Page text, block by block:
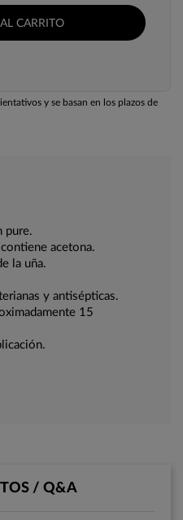
CARRITO
y se basan en los plazos de
pure.
acetona.
la uña.
y antisépticas.
15
/ Q&A